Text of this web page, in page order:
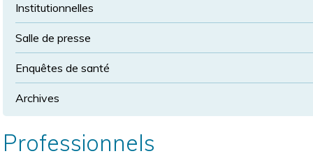
Institutionnelles
Salle de presse
Enquêtes de santé
Archives
Professionnels